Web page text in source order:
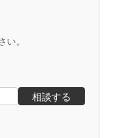
。
相談する